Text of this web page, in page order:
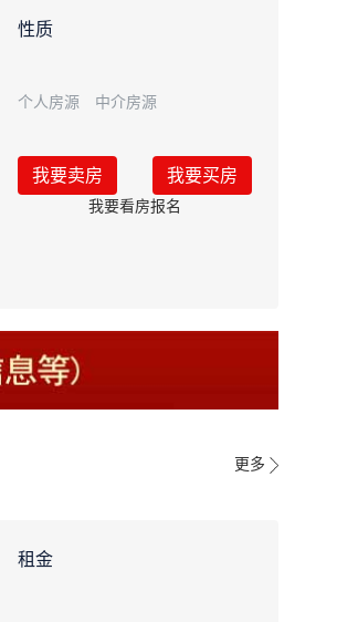
性质
个人房源 中介房源
我要卖房 我要买房
我要看房报名
更多
租金